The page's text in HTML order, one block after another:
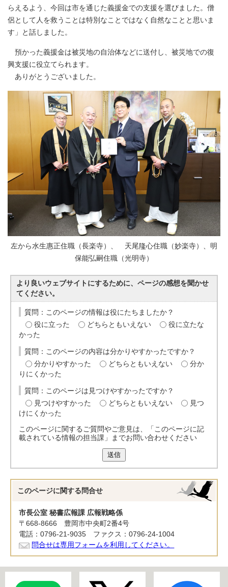
らえるよう、今回は市を通じた義援金での支援を選びました。僧
侶として人を救うことは特別なことではなく自然なことと思いま
す」と話しました。
預かった義援金は被災地の自治体などに送付し、被災地での復
興支援に役立てられます。
ありがとうございました。
左から水生惠正住職（長楽寺）、 天尾隆心住職（妙楽寺）、明
保能弘嗣住職（光明寺）
より良いウェブサイトにするために、ページの感想を聞かせ
てください。
質問：このページの情報は役にたちましたか？
役に立った
どちらともいえない
役に立たな
かった
質問：このページの内容は分かりやすかったですか？
分かりやすかった
どちらともいえない
分か
りにくかった
質問：このページは見つけやすかったですか？
見つけやすかった
どちらともいえない
見つ
けにくかった
このページに関するご質問やご意見は、「このページに記
載されている情報の担当課」までお問い合わせください
送信
このページに関する 問合せ
市長公室 秘書広報課 広報戦略係
〒668-8666 豊岡市中央町2番4号
電話：0796-21-9035 ファクス：0796-24-1004
問合せは専用フォームを利用してください。